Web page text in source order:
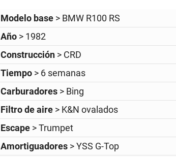
Modelo base > BMW R100 RS
Año > 1982
Construcción > CRD
Tiempo > 6 semanas
Carburadores > Bing
Filtro de aire > K&N ovalados
Escape > Trumpet
Amortiguadores > YSS G-Top